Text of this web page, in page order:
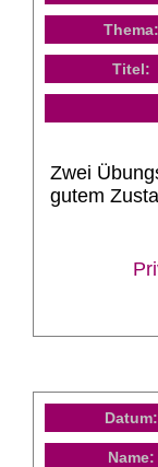
Thema:
Titel:
Zwei
gutem
Datum:
Name: